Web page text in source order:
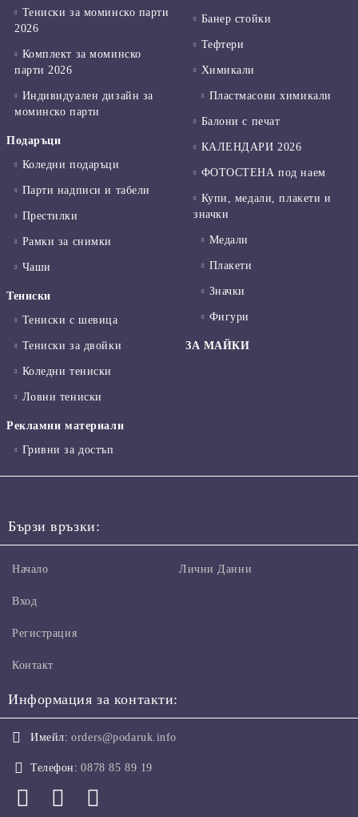
Тениски за моминско парти
2026
Комплект за моминско
парти 2026
Индивидуален дизайн за
моминско парти
Подаръци
Коледни подаръци
Парти надписи и табели
Престилки
Рамки за снимки
Чаши
Тениски
Тениски с шевица
Тениски за двойки
Коледни тениски
Ловни тениски
Рекламни материали
Гривни за достъп
Банер стойки
Тефтери
Химикали
Пластмасови химикали
Балони с печат
КАЛЕНДАРИ 2026
ФОТОСТЕНА под наем
Купи, медали, плакети и
значки
Медали
Плакети
Значки
Фигури
ЗА МАЙКИ
Бързи връзки:
Начало
Вход
Регистрация
Контакт
Лични Данни
Информация за контакти:
Имейл: orders@podaruk.info
Телефон: 0878 85 89 19